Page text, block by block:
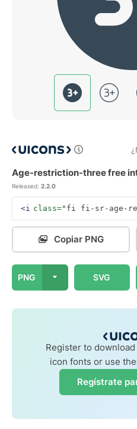
Age-restriction-three free
Released: 2.2.0
<i class="fi fi-sr-age-
Copiar PNG
PNG SVG
Register to
icon fonts or use
Regístrate